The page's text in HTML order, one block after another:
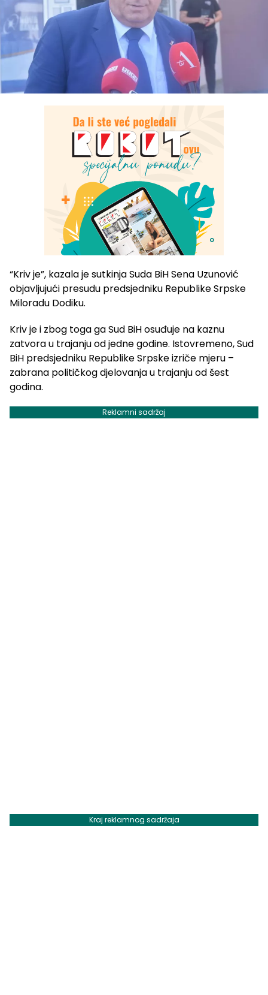
“Kriv je”, kazala je sutkinja Suda BiH Sena Uzunović
objavljujući presudu predsjedniku Republike Srpske
Miloradu Dodiku.
Kriv je i zbog toga ga Sud BiH osuđuje na kaznu
zatvora u trajanju od jedne godine. Istovremeno, Sud
BiH predsjedniku Republike Srpske izriče mjeru –
zabrana političkog djelovanja u trajanju od šest
godina.
Reklamni sadržaj
Kraj reklamnog sadržaja